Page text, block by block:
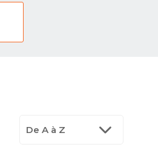
De A à Z